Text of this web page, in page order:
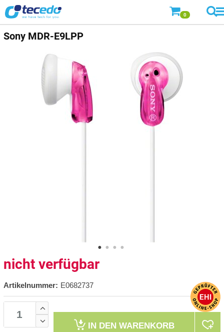
0
Sony MDR-E9LPP
nicht verfügbar
Artikelnummer: E0682737
IN DEN WARENKORB